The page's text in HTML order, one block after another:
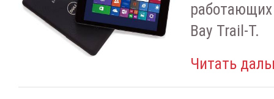
Bay Trail-T.
Читать